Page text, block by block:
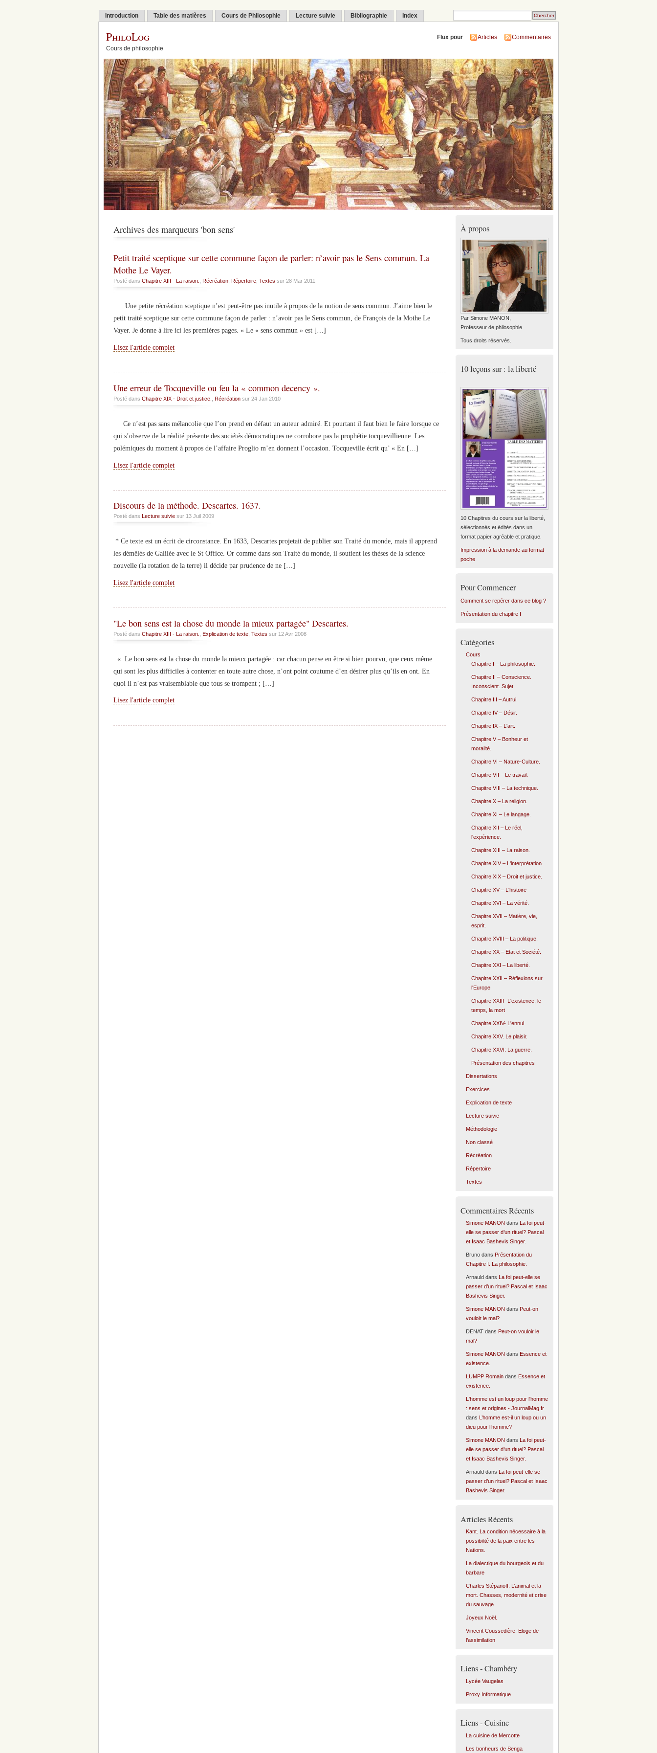
Introduction Table des matières Cours de Philosophie Lecture suivie Bibliographie Index
PhiloLog
Cours de philosophie
Flux pour Articles Commentaires
Archives des marqueurs 'bon sens'
Petit traité sceptique sur cette commune façon de parler: n’avoir pas le Sens commun. La
Mothe Le Vayer.
Posté dans Chapitre XIII - La raison., Récréation, Répertoire, Textes sur 28 Mar 2011
Une petite récréation sceptique n’est peut-être pas inutile à propos de la notion de sens commun. J’aime bien le
petit traité sceptique sur cette commune façon de parler : n’avoir pas le Sens commun, de François de la Mothe Le
Vayer. Je donne à lire ici les premières pages. « Le « sens commun » est […]
Lisez l'article complet
Une erreur de Tocqueville ou feu la « common decency ».
Posté dans Chapitre XIX - Droit et justice. Récréation sur 24 Jan 2010
Ce n’est pas sans mélancolie que l’on prend en défaut un auteur admiré. Et pourtant il faut bien le faire lorsque ce
qui s’observe de la réalité présente des sociétés démocratiques ne corrobore pas la prophétie tocquevillienne. Les
polémiques du moment à propos de l’affaire Proglio m’en donnent l’occasion. Tocqueville écrit qu’ « En […]
Lisez l'article complet
Discours de la méthode. Descartes. 1637.
Posté dans Lecture suivie sur 13 Juil 2009
* Ce texte est un écrit de circonstance. En 1633, Descartes projetait de publier son Traité du monde, mais il apprend
les démêlés de Galilée avec le St Office. Or comme dans son Traité du monde, il soutient les thèses de la science
nouvelle (la rotation de la terre) il décide par prudence de ne […]
Lisez l'article complet
"Le bon sens est la chose du monde la mieux partagée" Descartes.
Posté dans Chapitre XIII - La raison. Explication de texte Textes sur 12 Avr 2008
« Le bon sens est la chose du monde la mieux partagée : car chacun pense en être si bien pourvu, que ceux même
qui sont les plus difficiles à contenter en toute autre chose, n’ont point coutume d’en désirer plus qu’ils en ont. En
quoi il n’est pas vraisemblable que tous se trompent ; […]
Lisez l'article complet
À propos
Par Simone MANON,
Professeur de philosophie
Tous droits réservés.
10 leçons sur : la liberté
10 Chapitres du cours sur la liberté,
sélectionnés et édités dans un
format papier agréable et pratique.
Impression à la demande au format
poche
Pour Commencer
Comment se repérer dans ce blog ?
Présentation du chapitre I
Catégories
Cours
Chapitre I – La philosophie.
Chapitre II – Conscience.
Inconscient. Sujet.
Chapitre III – Autrui.
Chapitre IV – Désir.
Chapitre IX – L'art.
Chapitre V – Bonheur et
moralité.
Chapitre VI – Nature-Culture.
Chapitre VII – Le travail.
Chapitre VIII – La technique.
Chapitre X – La religion.
Chapitre XI – Le langage.
Chapitre XII – Le réel,
l'expérience.
Chapitre XIII – La raison.
Chapitre XIV – L'interprétation.
Chapitre XIX – Droit et justice.
Chapitre XV – L'histoire
Chapitre XVI – La vérité.
Chapitre XVII – Matière, vie,
esprit.
Chapitre XVIII – La politique.
Chapitre XX – Etat et Société.
Chapitre XXI – La liberté.
Chapitre XXII – Réflexions sur
l'Europe
Chapitre XXIII- L'existence, le
temps, la mort
Chapitre XXIV- L'ennui
Chapitre XXV. Le plaisir.
Chapitre XXVI: La guerre.
Présentation des chapitres
Dissertations
Exercices
Explication de texte
Lecture suivie
Méthodologie
Non classé
Récréation
Répertoire
Textes
Commentaires Récents
Simone MANON dans
La foi peut-
elle se passer d’un rituel? Pascal
et Isaac Bashevis Singer.
Brunodans Présentation du
Chapitre I. La philosophie.
Arnauld dans
La foi peut-elle se
passer d’un rituel? Pascal et Isaac
Bashevis Singer.
Simone MANON dans Peut-on
vouloir le mal?
DENATdans Peut-on vouloir le
mal?
Simone MANON dans Essence et
existence.
LUMPP Romaindans Essence et
existence.
L'homme est un loup pour l'homme
: sens et origines - JournalMag.fr
dans
L’homme est-il un loup ou un
dieu pour l’homme?
Simone MANON dans
La foi peut-
elle se passer d’un rituel? Pascal
et Isaac Bashevis Singer.
Arnauld dans
La foi peut-elle se
passer d’un rituel? Pascal et Isaac
Bashevis Singer.
Articles Récents
Kant. La condition nécessaire à la
possibilité de la paix entre les
Nations.
La dialectique du bourgeois et du
barbare
Charles Stépanoff: L’animal et la
mort. Chasses, modernité et crise
du sauvage
Joyeux Noël.
Vincent Coussedière. Eloge de
l’assimilation
Liens - Chambéry
Lycée Vaugelas
Proxy Informatique
Liens - Cuisine
La cuisine de Mercotte
Les bonheurs de Senga